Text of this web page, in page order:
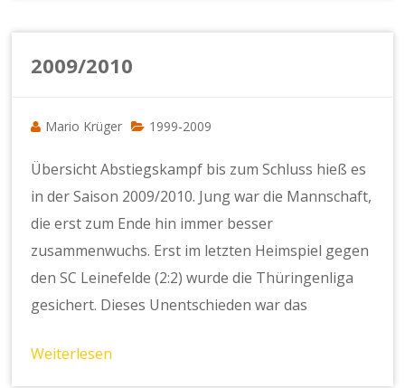
2009/2010
Mario Krüger 1999-2009
Übersicht Abstiegskampf bis zum Schluss hieß es
in der Saison 2009/2010. Jung war die Mannschaft,
die erst zum Ende hin immer besser
zusammenwuchs. Erst im letzten Heimspiel gegen
den SC Leinefelde (2:2) wurde die Thüringenliga
gesichert. Dieses Unentschieden war das
Weiterlesen